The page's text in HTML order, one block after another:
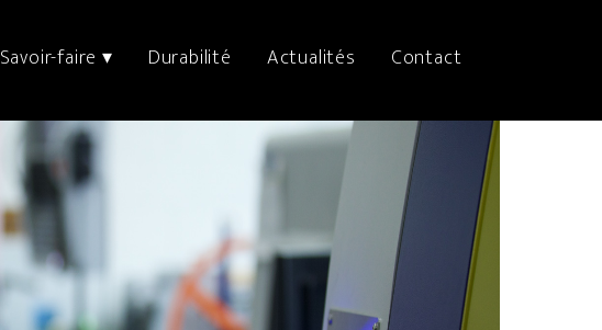
Savoir-faire ▾ Durabilité Actualités Contact